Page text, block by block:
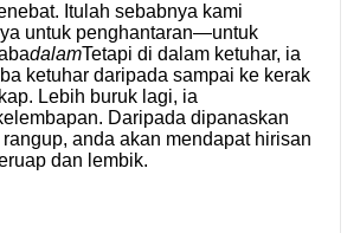
Itulah sebabnya kami
untuk penghantaran—untuk
dalamTetapi di dalam ketuhar, ia
ketuhar daripada sampai ke kerak
Lebih buruk lagi, ia
Daripada dipanaskan
anda akan mendapat hirisan
dan lembik.